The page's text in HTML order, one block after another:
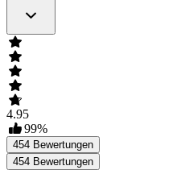
4.95
99%
454 Bewertungen
454 Bewertungen